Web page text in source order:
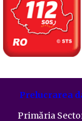
Prelucrarea
Primăria